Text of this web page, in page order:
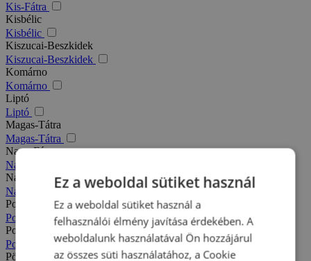
Kis-Fátra
Kisbélic
Kisbélic
Kiszucai-Beszkidek
Kiszucai-Beszkidek
Komárno
Komárno
Liptó
Liptó
Magas-Tátra
Magas-Tátra
Nagy-Fátra
Nagy-Fátra
Nagymegyer
Nagymegyer
Podhajska
Podhajska
Pozsony
Pozsony
Pöstyén
Ez a weboldal sütiket használ
Ez a weboldal sütiket használ a
felhasználói élmény javítása érdekében. A
weboldalunk használatával Ön hozzájárul
az összes süti használatához, a Cookie